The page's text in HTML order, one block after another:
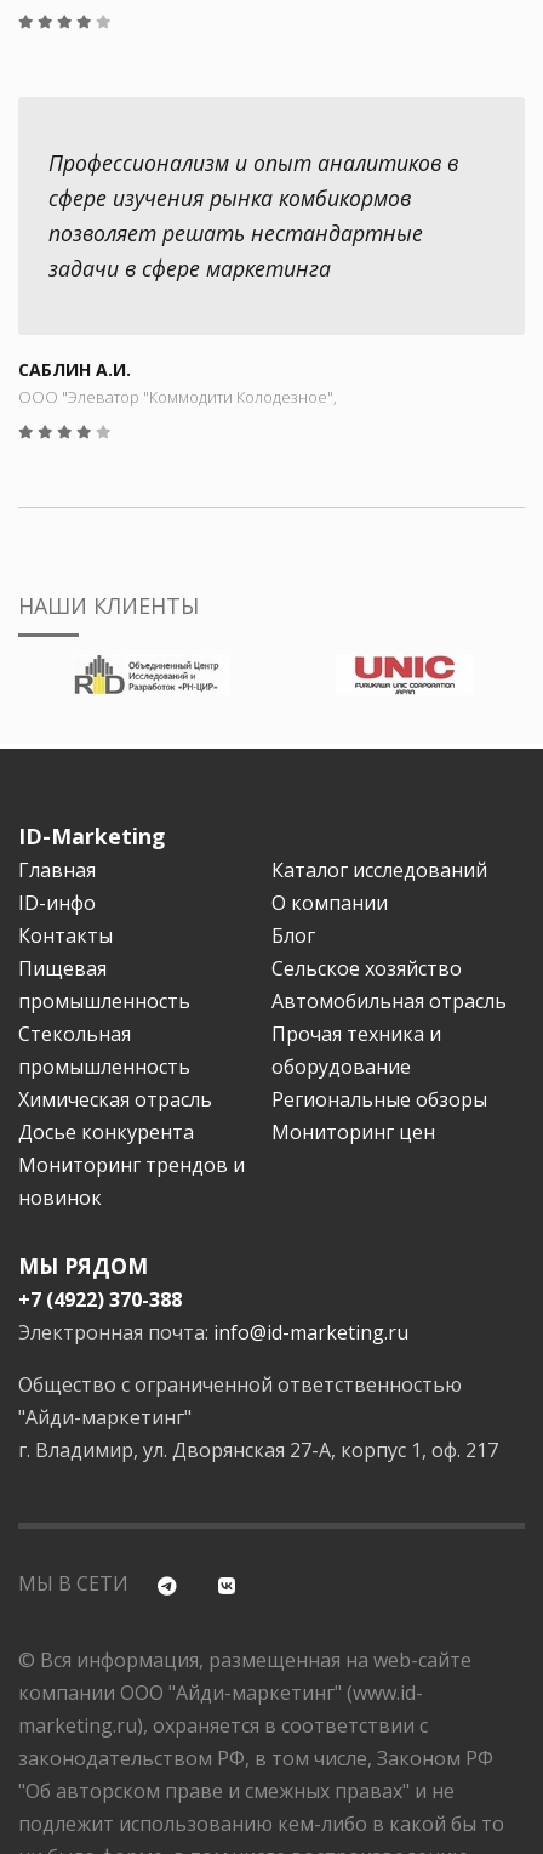
Профессионализм и опыт аналитиков в
сфере изучения рынка комбикормов
позволяет решать нестандартные
задачи в сфере маркетинга
САБЛИН А.И.
ООО "Элеватор "Коммодити Колодезное",
НАШИ КЛИЕНТЫ
ID-Marketing
Главная
Каталог исследований
ID-инфо
О компании
Контакты
Блог
Пищевая
промышленность
Сельское хозяйство
Автомобильная отрасль
Стекольная
промышленность
Прочая техника и
оборудование
Химическая отрасль
Региональные обзоры
Досье конкурента
Мониторинг цен
Мониторинг трендов и
новинок
МЫ РЯДОМ
+7 (4922) 370-388
Электронная почта: info@id-marketing.ru
Общество с ограниченной ответственностью
"Айди-маркетинг"
г. Владимир, ул. Дворянская 27-А, корпус 1, оф. 217
МЫ В СЕТИ
© Вся информация, размещенная на web-сайте
компании ООО "Айди-маркетинг" (www.id-
marketing.ru), охраняется в соответствии с
законодательством РФ, в том числе, Законом РФ
"Об авторском праве и смежных правах" и не
подлежит использованию кем-либо в какой бы то